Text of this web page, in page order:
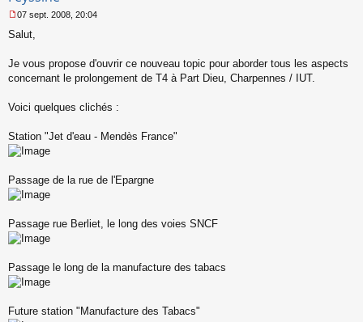
e
s
g
n
n
l
u
07 sept. 2008, 20:04
Salut,
Je vous propose d'ouvrir ce nouveau topic pour aborder tous les aspects
concernant le prolongement de T4 à Part Dieu, Charpennes / IUT.
Voici quelques clichés :
Station "Jet d'eau - Mendès France"
Passage de la rue de l'Epargne
Passage rue Berliet, le long des voies SNCF
Passage le long de la manufacture des tabacs
Future station "Manufacture des Tabacs"